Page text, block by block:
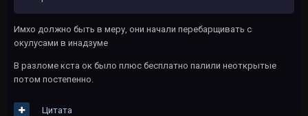
Имхо должно быть в меру, они начали перебарщивать с
окулусами в инадзуме
В разломе кста ок было плюс бесплатно палили неоткрытые
потом постепенно.
Цитата